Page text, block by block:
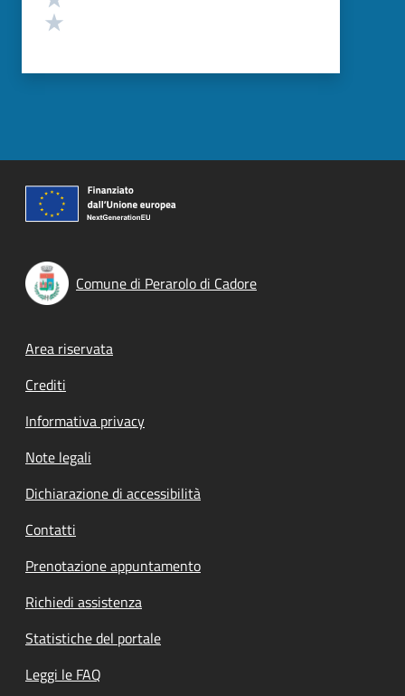
Comune di Perarolo di Cadore
Footer menu
Area riservata
Crediti
Informativa privacy
Note legali
Dichiarazione di accessibilità
Contatti
Prenotazione appuntamento
Richiedi assistenza
Statistiche del portale
Leggi le FAQ